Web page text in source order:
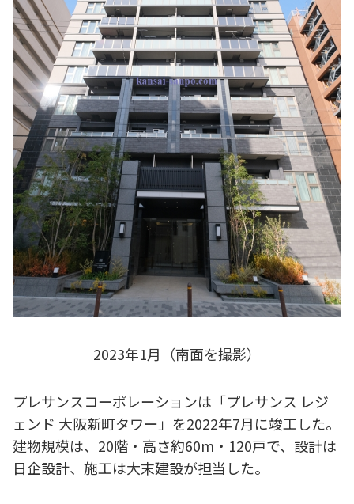
2023年1月（南面を撮影）
プレサンスコーポレーションは「プレサンス レジ
ェンド 大阪新町タワー」を2022年7月に竣工した。
建物規模は、20階・高さ約60m・120戸で、設計は
日企設計、施工は大末建設が担当した。